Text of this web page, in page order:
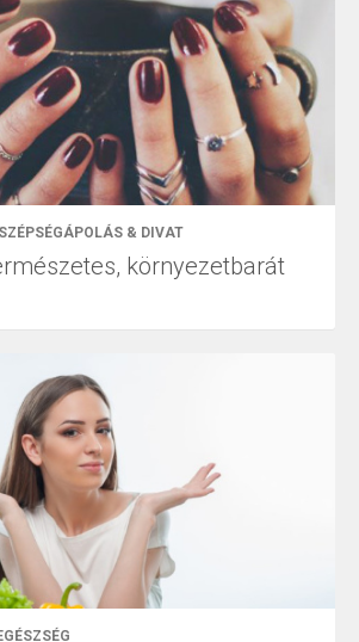
SZÉPSÉGÁPOLÁS & DIVAT
környezetbarát